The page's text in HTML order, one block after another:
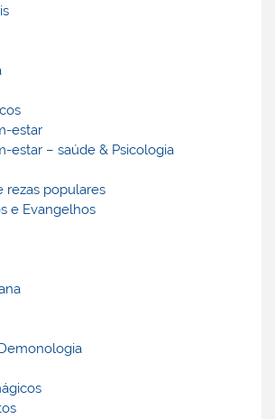
estar
estar – saúde & Psicologia
rezas populares
e Evangelhos